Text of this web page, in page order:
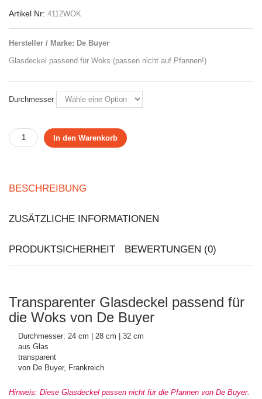
Artikel Nr: 4112WOK
Hersteller / Marke: De Buyer
Glasdeckel passend für Woks (passen nicht auf Pfannen!)
Durchmesser
In den Warenkorb
BESCHREIBUNG
ZUSÄTZLICHE INFORMATIONEN
PRODUKTSICHERHEIT BEWERTUNGEN (0)
Transparenter Glasdeckel passend für
die Woks von De Buyer
Durchmesser: 24 cm | 28 cm | 32 cm
aus Glas
transparent
von De Buyer, Frankreich
Hinweis: Diese Glasdeckel passen nicht für die Pfannen von De Buyer.